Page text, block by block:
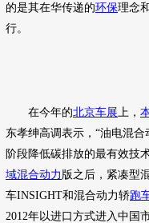
的是其在华传递的环保理念
行。
在今年的北京车展 上，
东孝绅高调表示，“油电混合
阶段降低碳排放的最有效技
域混合动力 版之后，紧凑型
车INSIGHT和混合动力轿跑
2012年以进口方式进入中国